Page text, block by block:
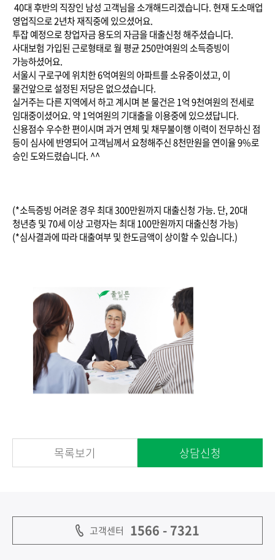
40대 후반의 직장인 남성 고객님을 소개해드리겠습니다. 현재 도소매업
영업직으로 2년차 재직중에 있으셨어요.
투잡 예정으로 창업자금 용도의 자금을 대출신청 해주셨습니다.
사대보험 가입된 근로형태로 월 평균 250만여원의 소득증빙이
가능하셨어요.
서울시 구로구에 위치한 6억여원의 아파트를 소유중이셨고, 이
물건앞으로 설정된 저당은 없으셨습니다.
실거주는 다른 지역에서 하고 계시며 본 물건은 1억 9천여원의 전세로
임대중이셨어요. 약 1억여원의 기대출을 이용중에 있으셨답니다.
신용점수 우수한 편이시며 과거 연체 및 채무불이행 이력이 전무하신 점
등이 심사에 반영되어 고객님께서 요청해주신 8천만원을 연이율 9%로
승인 도와드렸습니다. ^^
(*소득증빙 어려운 경우 최대 300만원까지 대출신청 가능. 단, 20대
청년층 및 70세 이상 고령자는 최대 100만원까지 대출신청 가능)
(*심사결과에 따라 대출여부 및 한도금액이 상이할 수 있습니다.)
목록보기 상담신청
고객센터 1566 - 7321